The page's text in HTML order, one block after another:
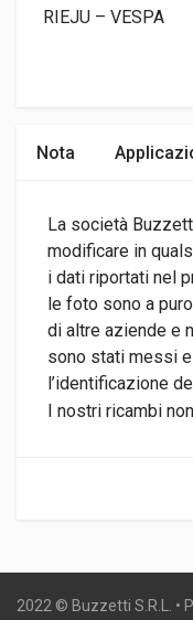
RIEJU – VESPA
Nota
La società
modificare in
i dati riportati nel
le foto sono a
di altre aziende e
sono stati messi
l’identificazione
I nostri ricambi
2022 © Buzzetti S.R.L. •